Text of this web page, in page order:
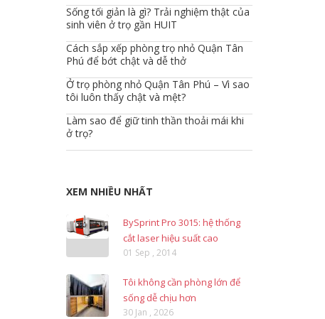
Sống tối giản là gì? Trải nghiệm thật của
sinh viên ở trọ gần HUIT
Cách sắp xếp phòng trọ nhỏ Quận Tân
Phú để bớt chật và dễ thở
Ở trọ phòng nhỏ Quận Tân Phú – Vì sao
tôi luôn thấy chật và mệt?
Làm sao để giữ tinh thần thoải mái khi
ở trọ?
XEM NHIỀU NHẤT
BySprint Pro 3015: hệ thống
cắt laser hiệu suất cao
01 Sep , 2014
Tôi không cần phòng lớn để
sống dễ chịu hơn
30 Jan , 2026